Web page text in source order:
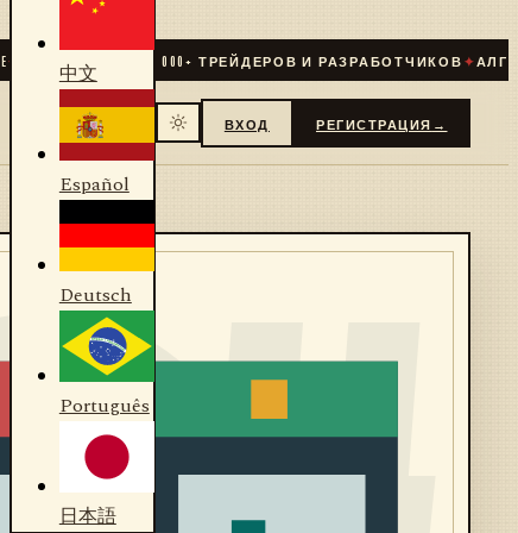
СООБЩЕСТВО 31 000+ ТРЕЙДЕРОВ И РАЗРАБОТЧИКОВ✦
中文
Español
Deutsch
Português
日本語
ВХОД РЕГИСТРАЦИЯ →